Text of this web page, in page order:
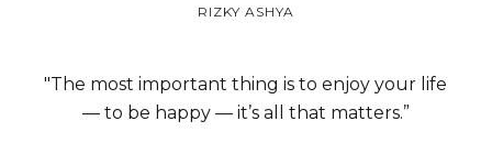
RIZKY ASHYA
"The most important thing is to enjoy your life
— to be happy — it’s all that matters.”